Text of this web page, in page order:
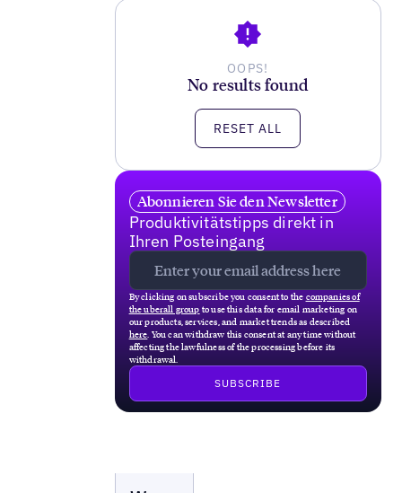
OOPS!
No results found
RESET ALL
Abonnieren Sie den Newsletter
Produktivitätstipps direkt in
Ihren Posteingang
By clicking on subscribe you consent to the companies of
the uberall group to use this data for email marketing on
our products, services, and market trends as described
here . You can withdraw this consent at any time without
affecting the lawfulness of the processing before its
withdrawal.